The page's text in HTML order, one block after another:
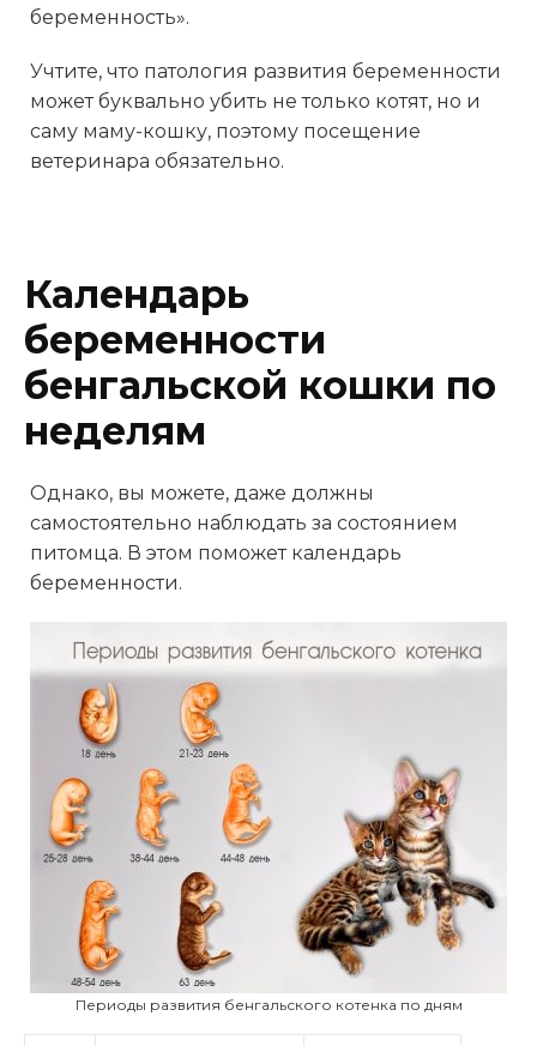
беременность».
Учтите, что патология развития беременности
может буквально убить не только котят, но и
саму маму-кошку, поэтому посещение
ветеринара обязательно.
Календарь
беременности
бенгальской кошки по
неделям
Однако, вы можете, даже должны
самостоятельно наблюдать за состоянием
питомца. В этом поможет календарь
беременности.
Периоды развития бенгальского котенка по дням